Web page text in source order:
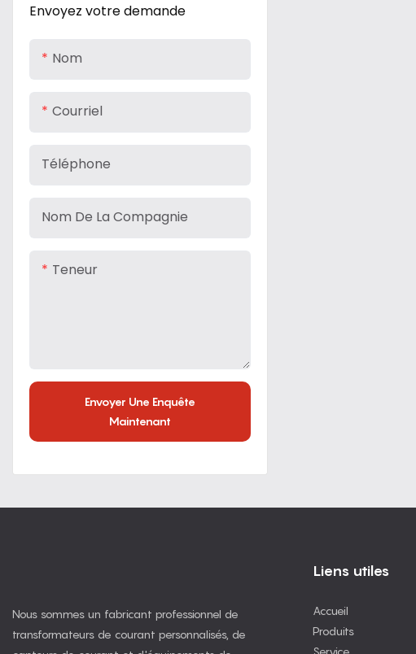
Envoyez votre demande
Nom
Courriel
Téléphone
Nom De La Compagnie
Teneur
Envoyer Une Enquête
Maintenant
Nous sommes un fabricant professionnel de
transformateurs de courant personnalisés, de
Liens utiles
Accueil
Produits